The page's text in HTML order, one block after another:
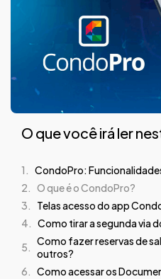
O que você irá ler
CondoPro:
O que é o CondoPro?
Telas acesso do app
Como tirar a segunda via
Como fazer reservas de
outros?
Como acessar os